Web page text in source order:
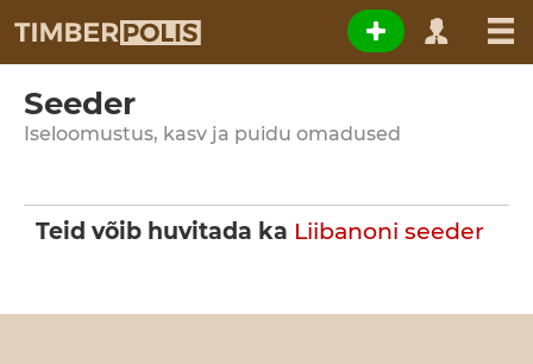
Seeder
Iseloomustus, kasv ja puidu omadused
Teid võib huvitada ka Liibanoni seeder